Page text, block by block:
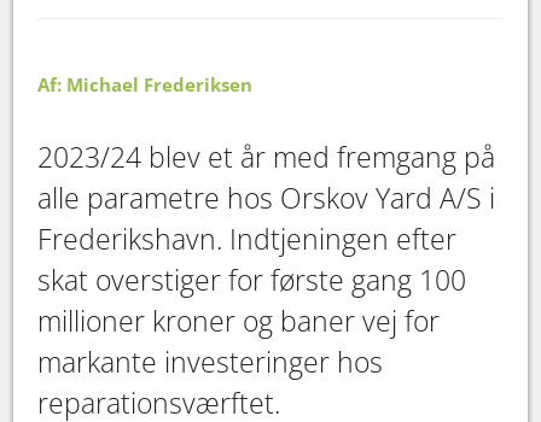
Af: Michael Frederiksen
2023/24 blev et år med fremgang på
alle parametre hos Orskov Yard A/S i
Frederikshavn. Indtjeningen efter
skat overstiger for første gang 100
millioner kroner og baner vej for
markante investeringer hos
reparationsværftet.